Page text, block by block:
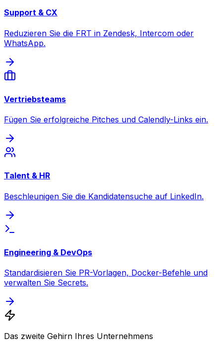
Support & CX
Reduzieren Sie die FRT in Zendesk, Intercom oder
WhatsApp.
Vertriebsteams
Fügen Sie erfolgreiche Pitches und Calendly-Links ein.
Talent & HR
Beschleunigen Sie die Kandidatensuche auf LinkedIn.
Engineering & DevOps
Standardisieren Sie PR-Vorlagen, Docker-Befehle und
verwalten Sie Secrets.
Das zweite Gehirn Ihres Unternehmens